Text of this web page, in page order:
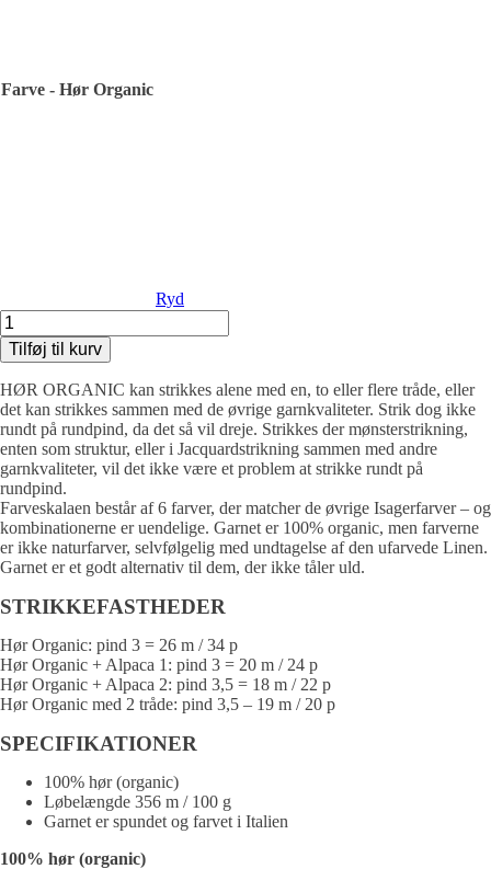
Farve - Hør Organic
Ryd
Isager
-
Hør
antal
Tilføj til kurv
HØR ORGANIC kan strikkes alene med en, to eller flere tråde, eller
det kan strikkes sammen med de øvrige garnkvaliteter. Strik dog ikke
rundt på rundpind, da det så vil dreje. Strikkes der mønsterstrikning,
enten som struktur, eller i Jacquardstrikning sammen med andre
garnkvaliteter, vil det ikke være et problem at strikke rundt på
rundpind.
Farveskalaen består af 6 farver, der matcher de øvrige Isagerfarver – og
kombinationerne er uendelige. Garnet er 100% organic, men farverne
er ikke naturfarver, selvfølgelig med undtagelse af den ufarvede Linen.
Garnet er et godt alternativ til dem, der ikke tåler uld.
STRIKKEFASTHEDER
Hør Organic: pind 3 = 26 m / 34 p
Hør Organic + Alpaca 1: pind 3 = 20 m / 24 p
Hør Organic + Alpaca 2: pind 3,5 = 18 m / 22 p
Hør Organic med 2 tråde: pind 3,5 – 19 m / 20 p
SPECIFIKATIONER
100% hør (organic)
Løbelængde 356 m / 100 g
Garnet er spundet og farvet i Italien
100% hør (organic)